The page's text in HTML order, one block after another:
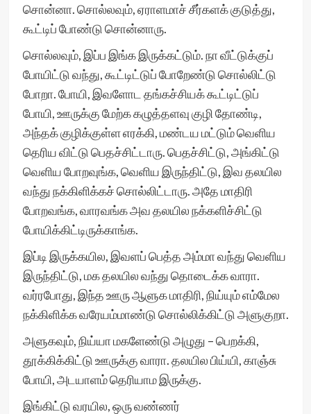
சொன்னா. சொல்லவும், ஏராளமாச் சீர்களக் குடுத்து,
கூட்டிப் போண்டு சொன்னாரு.
சொல்லவும், இப்ப இங்க இருக்கட்டும். நா வீட்டுக்குப்
போயிட்டு வந்து, கூட்டிட்டுப் போறேண்டு சொல்லிட்டு
போறா. போயி, இவளோட தங்கச்சியக் கூட்டிட்டுப்
போயி, ஊருக்கு மேற்க கழுத்தளவு குழி தோண்டி,
அந்தக் குழிக்குள்ள எரக்கி, மண்டய மட்டும் வெளிய
தெரிய விட்டு பெதச்சிட்டாரு. பெதச்சிட்டு, அங்கிட்டு
வெளிய போறவுங்க, வெளிய இருந்திட்டு, இவ தலயில
வந்து நக்கிளிக்கச் சொல்லிட்டாரு. அதே மாதிரி
போறவங்க, வாரவங்க அவ தலயில நக்களிச்சிட்டு
போயிக்கிட்டிருக்காங்க.
இப்டி இருக்கயில, இவளப் பெத்த அம்மா வந்து வெளிய
இருந்திட்டு, மக தலயில வந்து தொடைக்க வாரா.
வர்ரபோது, இந்த ஊரு ஆளுக மாதிரி, நிய்யும் எம்மேல
நக்கிளிக்க வரேயம்மாண்டு சொல்லிக்கிட்டு அளுகுறா.
அளுகவும், நிய்யா மகளேண்டு அழுது – பெறக்கி,
தூக்கிக்கிட்டு ஊருக்கு வாரா. தலயில பிய்யி, காஞ்சு
போயி, அடயாளம் தெரியாம இருக்கு.
இங்கிட்டு வரயில, ஒரு வண்ணர்